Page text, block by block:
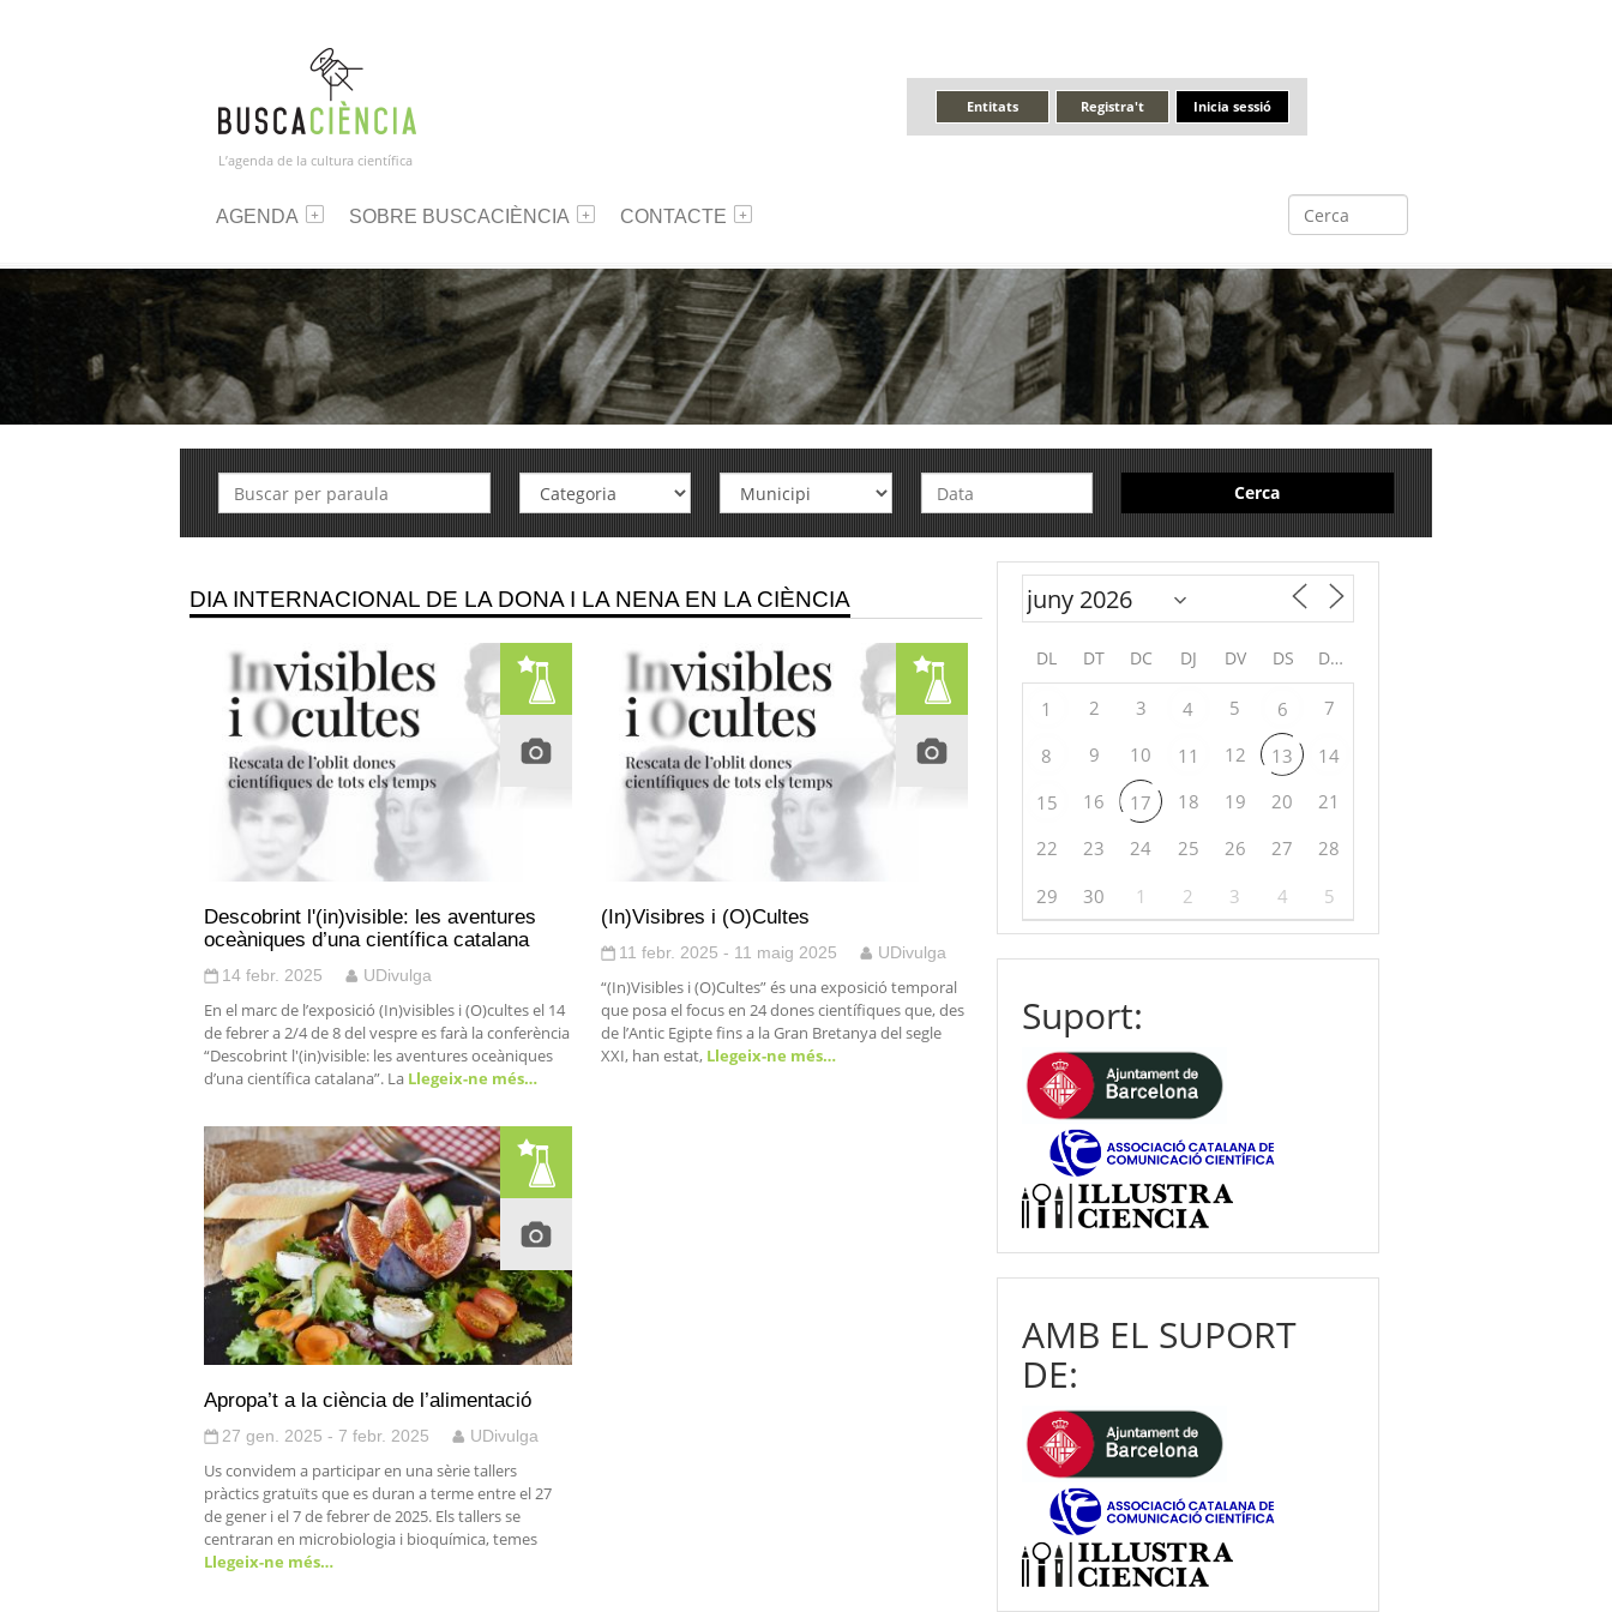
L’agenda de la cultura científica
Inicia sessió
Registra't
Entitats
AGENDA SOBRE BUSCACIÈNCIA CONTACTE
Cerca
DIA INTERNACIONAL DE LA DONA I LA NENA EN LA CIÈNCIA
Descobrint l'(in)visible: les aventures
oceàniques d’una científica catalana
14 febr. 2025 UDivulga
En el marc de l’exposició (In)visibles i (O)cultes el 14
de febrer a 2/4 de 8 del vespre es farà la conferència
“Descobrint l'(in)visible: les aventures oceàniques
d’una científica catalana”. La Llegeix-ne més…
(In)Visibres i (O)Cultes
11 febr. 2025 - 11 maig 2025 UDivulga
“(In)Visibles i (O)Cultes” és una exposició temporal
que posa el focus en 24 dones científiques que, des
de l’Antic Egipte fins a la Gran Bretanya del segle
XXI, han estat,Llegeix-ne més…
Apropa’t a la ciència de l’alimentació
27 gen. 2025 - 7 febr. 2025 UDivulga
Us convidem a participar en una sèrie tallers
pràctics gratuïts que es duran a terme entre el 27
de gener i el 7 de febrer de 2025. Els tallers se
centraran en microbiologia i bioquímica, temes
Llegeix-ne més…
DL DT DC DJ DV DS DG
1 2 3 4 5 6 7
8 9 10 11 12 13
14
15
16 17 18 19 20
21
22
23 24 25 26 27
28
29
30 1 2 3 4 5
Suport:
AMB EL SUPORT
DE: